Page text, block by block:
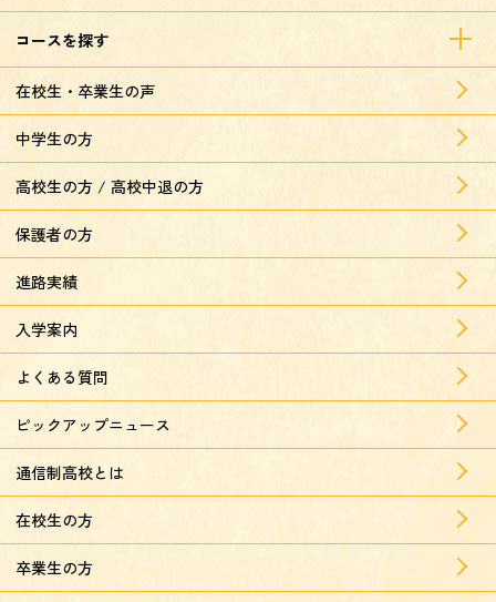
コースを探す
在校生・卒業生の声
中学生の方
高校生の方 / 高校中退の方
保護者の方
進路実績
入学案内
よくある質問
ピックアップニュース
通信制高校とは
在校生の方
卒業生の方